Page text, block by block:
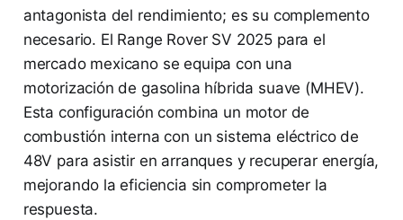
antagonista del rendimiento; es su complemento
necesario. El Range Rover SV 2025 para el
mercado mexicano se equipa con una
motorización de gasolina híbrida suave (MHEV).
Esta configuración combina un motor de
combustión interna con un sistema eléctrico de
48V para asistir en arranques y recuperar energía,
mejorando la eficiencia sin comprometer la
respuesta.